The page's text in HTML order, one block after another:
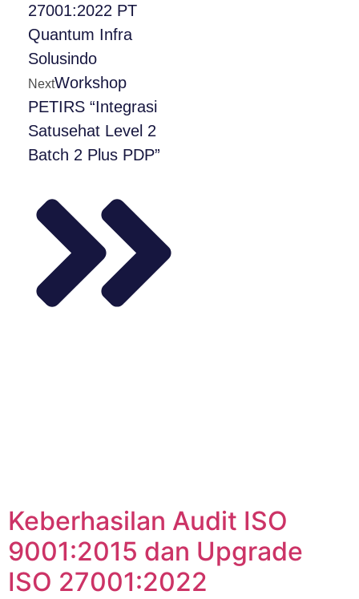
27001:2022 PT
Quantum Infra
Solusindo
NextWorkshop
PETIRS “Integrasi
Satusehat Level 2
Batch 2 Plus PDP”
Keberhasilan Audit ISO
9001:2015 dan Upgrade
ISO 27001:2022